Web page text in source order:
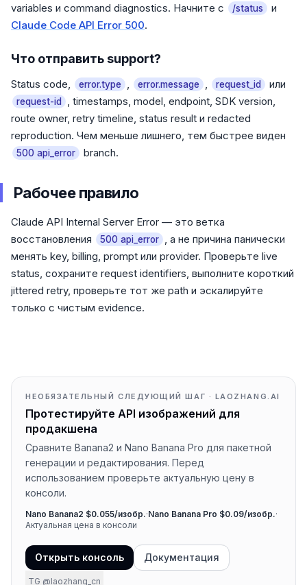
variables и command diagnostics. Начните с
/status
и
Claude Code API Error 500.
Что отправить support?
Status code, error.type , error.message , request_id или
request-id
, timestamps, model, endpoint, SDK version,
route owner, retry timeline, status result и redacted
reproduction. Чем меньше лишнего, тем быстрее виден
500 api_error branch.
Рабочее правило
Claude API Internal Server Error — это ветка
восстановления
500 api_error , а не причина панически
менять key, billing, prompt или provider. Проверьте live
status, сохраните request identifiers, выполните короткий
jittered retry, проверьте тот же path и эскалируйте
только с чистым evidence.
НЕОБЯЗАТЕЛЬНЫЙ СЛЕДУЮЩИЙ ШАГ · LAOZHANG.AI
Протестируйте API изображений для
продакшена
Сравните Banana2 и Nano Banana Pro для пакетной
генерации и редактирования. Перед
использованием проверьте актуальную цену в
консоли.
Nano Banana2 $0.055/изобр.·Nano Banana Pro $0.09/изобр.·
Актуальная цена в консоли
Открыть консоль Документация
TG @laozhang_cn